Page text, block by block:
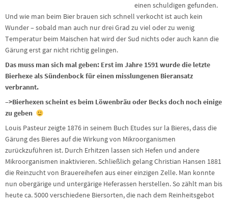
einen schuldigen gefunden.
Und wie man beim Bier brauen sich schnell verkocht ist auch kein
Wunder – sobald man auch nur drei Grad zu viel oder zu wenig
Temperatur beim Maischen hat wird der Sud nichts oder auch kann die
Gärung erst gar nicht richtig gelingen.
Das muss man sich mal geben: Erst im Jahre 1591 wurde die letzte
Bierhexe als Sündenbock für einen misslungenen Bieransatz
verbrannt.
–>Bierhexen scheint es beim Löwenbräu oder Becks doch noch einige
zu geben
Louis Pasteur zeigte 1876 in seinem Buch Etudes sur la Bieres, dass die
Gärung des Bieres auf die Wirkung von Mikroorganismen
zurückzuführen ist. Durch Erhitzen lassen sich Hefen und andere
Mikroorganismen inaktivieren. Schließlich gelang Christian Hansen 1881
die Reinzucht von Brauereihefen aus einer einzigen Zelle. Man konnte
nun obergärige und untergärige Heferassen herstellen. So zählt man bis
heute ca. 5000 verschiedene Biersorten, die nach dem Reinheitsgebot